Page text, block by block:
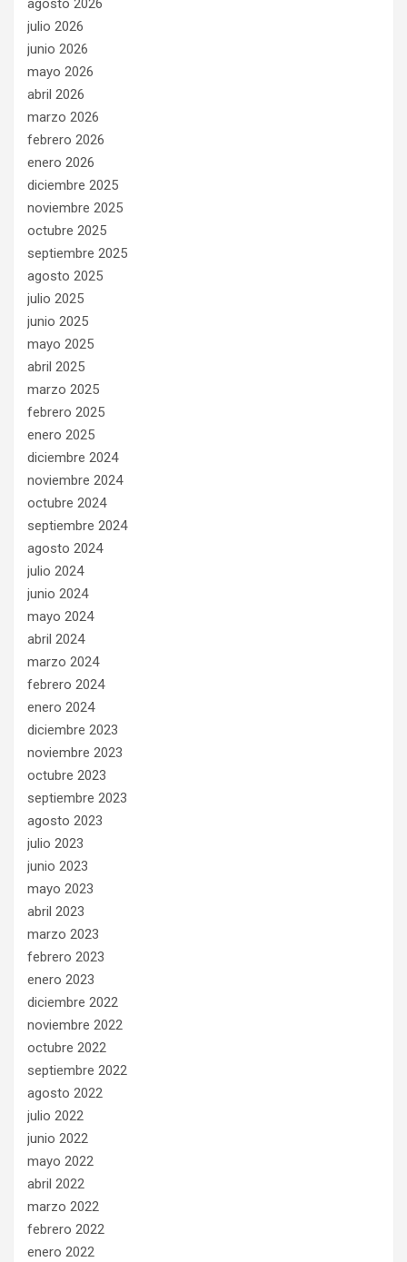
agosto 2026
julio 2026
junio 2026
mayo 2026
abril 2026
marzo 2026
febrero 2026
enero 2026
diciembre 2025
noviembre 2025
octubre 2025
septiembre 2025
agosto 2025
julio 2025
junio 2025
mayo 2025
abril 2025
marzo 2025
febrero 2025
enero 2025
diciembre 2024
noviembre 2024
octubre 2024
septiembre 2024
agosto 2024
julio 2024
junio 2024
mayo 2024
abril 2024
marzo 2024
febrero 2024
enero 2024
diciembre 2023
noviembre 2023
octubre 2023
septiembre 2023
agosto 2023
julio 2023
junio 2023
mayo 2023
abril 2023
marzo 2023
febrero 2023
enero 2023
diciembre 2022
noviembre 2022
octubre 2022
septiembre 2022
agosto 2022
julio 2022
junio 2022
mayo 2022
abril 2022
marzo 2022
febrero 2022
enero 2022